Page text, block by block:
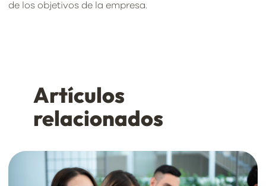
de los objetivos de la empresa.
Artículos
relacionados